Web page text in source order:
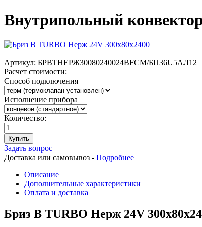
Внутрипольный
Артикул: БРВТНЕРЖ30080240024ВFCM/БП36U5АЛ12
Расчет стоимости:
Способ подключения
Исполнение прибора
Количество:
Купить
Задать вопрос
Доставка или самовывоз - Подробнее
Описание
Дополнительные характеристики
Оплата и доставка
Бриз В TURBO Нерж 24V